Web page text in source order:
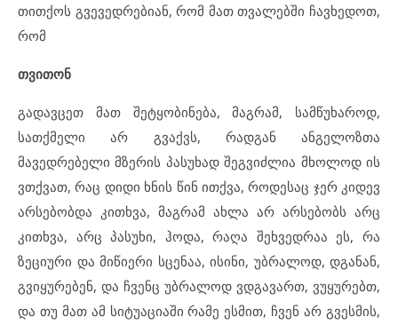
თითქოს გვევედრებიან, რომ მათ თვალებში ჩავხედოთ,
რომ
თვითონ
გადავცეთ მათ შეტყობინება, მაგრამ, სამწუხაროდ,
სათქმელი არ გვაქვს, რადგან ანგელოზთა
მავედრებელი მზერის პასუხად შეგვიძლია მხოლოდ ის
ვთქვათ, რაც დიდი ხნის წინ ითქვა, როდესაც ჯერ კიდევ
არსებობდა კითხვა, მაგრამ ახლა არ არსებობს არც
კითხვა, არც პასუხი, ჰოდა, რაღა შეხვედრაა ეს, რა
ზეციური და მიწიერი სცენაა, ისინი, უბრალოდ, დგანან,
გვიყურებენ, და ჩვენც უბრალოდ ვდგავართ, ვუყურებთ,
და თუ მათ ამ სიტუაციაში რამე ესმით, ჩვენ არ გვესმის,